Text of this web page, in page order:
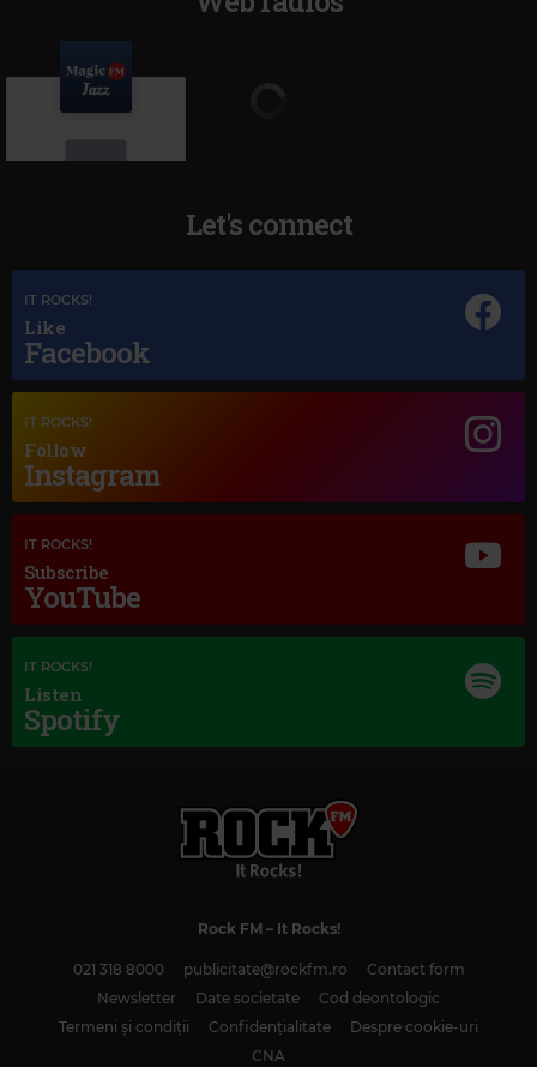
Magic Jazz
RICK HALE
PYOTR ILYICH TCHAIKOVSKY–THE SLEEPING BEAUTY, OP. 66, TH.13 /
Let's connect
IT ROCKS!
Like
Facebook
IT ROCKS!
Follow
Instagram
IT ROCKS!
Subscribe
YouTube
IT ROCKS!
Listen
Spotify
Rock FM– It Rocks!
021 318 8000 publicitate@rockfm.ro
Contact form
Newsletter
Date societate
Cod deontologic
Termeni și condiții
Confidențialitate
Despre cookie-uri
CNA